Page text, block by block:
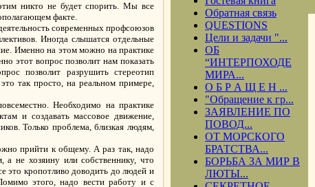
никто не будет спорить. Мы все
факте.
современных профсоюзов
Иногда слышатся отдельные
Именно на этом можно на практике
этот вопрос позволит нам показать
позволит разрушить стереотип
так просто, на реальном примере,
Необходимо на практике
и создавать массовое движение,
Только проблема, близкая людям,
прийти к общему. А раз так, надо
не хозяину или собственнику, что
это кропотливо доводить до людей и
этого, надо вести работу и с
Обратная связь
QUESTIONS
Цели и задачи "...
ОБ
“ИНТЕРПОХОДЕ
МИРА...
О Б Р А Щ Е Н ...
"Обращение к гр...
ЗАЯВЛЕНИЕ ПО
ПОВОД...
ОТ МОРСКОГО
БРАТСТВА...
БОРЬБА ЗА МИР В
ЛЮТЫ...